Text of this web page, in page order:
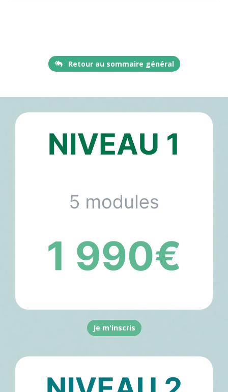
Retour au sommaire général
Je m'inscris